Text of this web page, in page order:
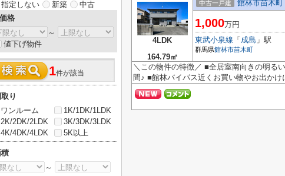
4LDK
164.79㎡
中古一戸建 館林市苗木
1,000万円
東武小泉線 「 成島 」駅
群馬県館林市苗木町
＼この物件の特徴／ ■全居室南向きの明る
間♪ ■館林バイパス近くお買い物やお出か
指定しない 新築
中古
格
～
値下げ物件
1件が該当
取り
ワンルーム
1K/1DK/1LDK
2K/2DK/2LDK
3K/3DK/3LDK
4K/4DK/4LDK
5K以上
～